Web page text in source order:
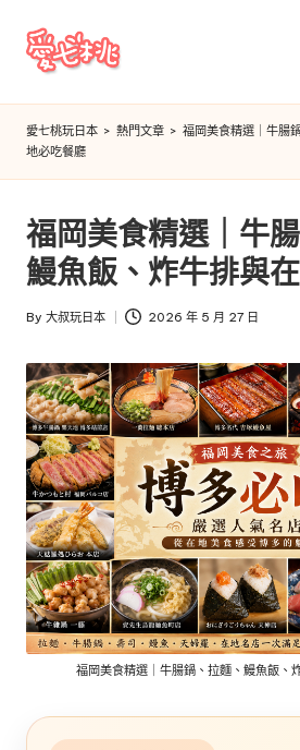
Skip
愛
七
桃
玩
日
本
愛七桃玩日本 > 熱門文章 > 福岡美食精選｜牛腸
地必吃餐廳
福岡美食精選｜牛
鰻魚飯、炸牛排與
Posted
By 大叔玩日本 2026 年 5 月 27 日
福岡美食精選｜牛腸鍋、拉麵、鰻魚飯、